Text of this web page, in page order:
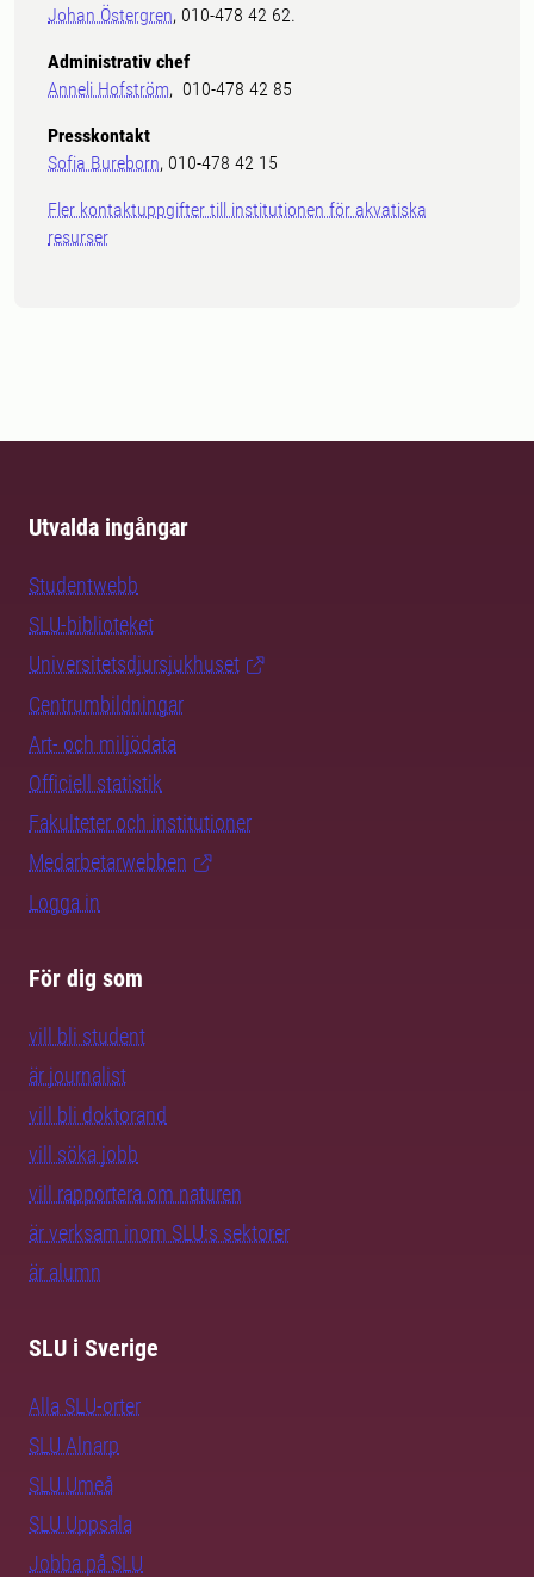
Johan Östergren, 010-478 42 62.
Administrativ chef
Anneli Hofström, 010-478 42 85
Presskontakt
Sofia Bureborn, 010-478 42 15
Fler kontaktuppgifter till institutionen för akvatiska
resurser
Utvalda ingångar
Studentwebb
SLU-biblioteket
Universitetsdjursjukhuset
Centrumbildningar
Art- och miljödata
Officiell statistik
Fakulteter och institutioner
Medarbetarwebben
Logga in
För dig som
vill bli student
är journalist
vill bli doktorand
vill söka jobb
vill rapportera om naturen
är verksam inom SLU:s sektorer
är alumn
SLU i Sverige
Alla SLU-orter
SLU Alnarp
SLU Umeå
SLU Uppsala
Jobba på SLU